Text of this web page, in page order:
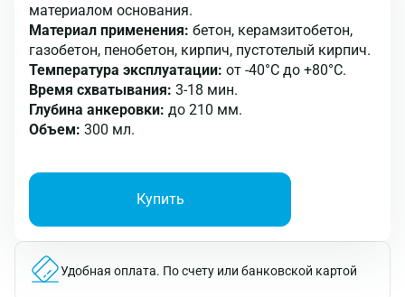
материалом основания.
Материал применения: бетон, керамзитобетон,
газобетон, пенобетон, кирпич, пустотелый кирпич.
Температура эксплуатации: от -40°C до +80°C.
Время схватывания: 3-18 мин.
Глубина анкеровки: до 210 мм.
Объем: 300 мл.
Купить
Удобная оплата. По счету или банковской картой